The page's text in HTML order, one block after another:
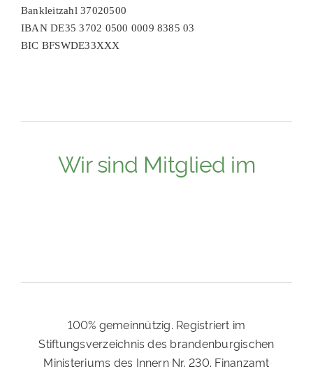
Bankleitzahl 37020500
IBAN DE35 3702 0500 0009 8385 03
BIC BFSWDE33XXX
Wir sind Mitglied im
100% gemeinnützig. Registriert im
Stiftungsverzeichnis des brandenburgischen
Ministeriums des Innern Nr. 230. Finanzamt